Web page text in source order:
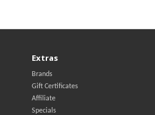
Extras
Brands
Gift Certificates
Affiliate
Specials